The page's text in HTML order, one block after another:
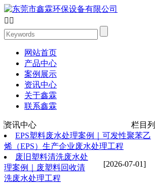
 
网站首页
产品中心
案例展示
资讯中心
关于鑫霖
联系鑫霖
资讯中心 栏目
EPS塑料废水处理案例｜可发性聚苯乙
烯（EPS）生产企业废水处理工程
[2026-07-01]
废旧塑料清洗废水处
理案例｜废塑料回收清
洗废水处理工程